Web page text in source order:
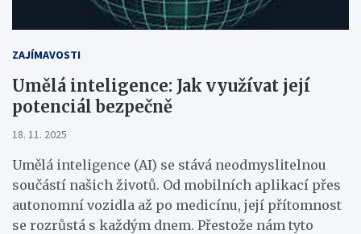
ZAJÍMAVOSTI
Umělá inteligence: Jak využívat její
potenciál bezpečně
18. 11. 2025
Umělá inteligence (AI) se stává neodmyslitelnou
součástí našich životů. Od mobilních aplikací přes
autonomní vozidla až po medicínu, její přítomnost
se rozrůstá s každým dnem. Přestože nám tyto